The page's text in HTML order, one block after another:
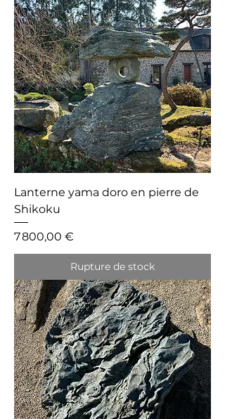
Lanterne yama doro en pierre de
Shikoku
Prix
7 800,00 €
Rupture de stock